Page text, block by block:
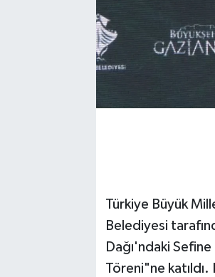
Türkiye Büyük
Belediyesi
Dağı'ndaki
Töreni"ne